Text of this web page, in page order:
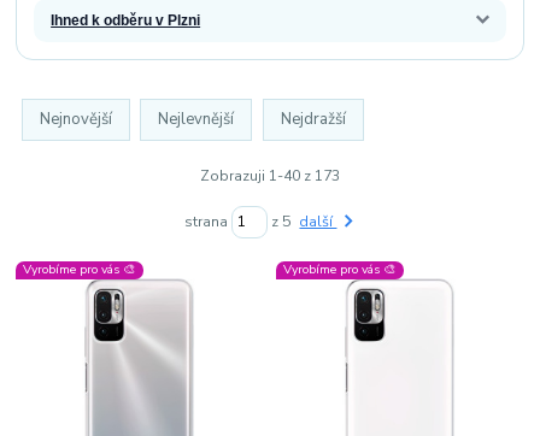
Ihned k odběru v Plzni
Nejnovější Nejlevnější Nejdražší
Zobrazuji 1-40 z 173
strana z 5 další
Vyrobíme pro vás 🎨 Vyrobíme pro vás 🎨